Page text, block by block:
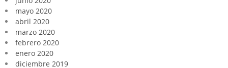
mayo 2020
abril 2020
marzo 2020
febrero 2020
enero 2020
diciembre 2019